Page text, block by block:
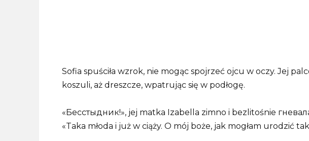
Sofia spuściła wzrok, nie mogąc spojrzeć ojcu w oczy. Jej
koszuli, aż dreszcze, wpatrując się w podłogę.
«Бесстыдник!», jej matka Izabella zimno i bezlitośnie
«Taka młoda i już w ciąży. O mój boże, jak mogłam urodzić